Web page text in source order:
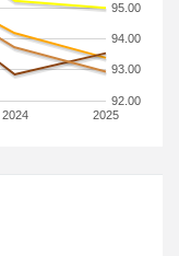
2024 2025
92.00
93.00
94.00
95.00